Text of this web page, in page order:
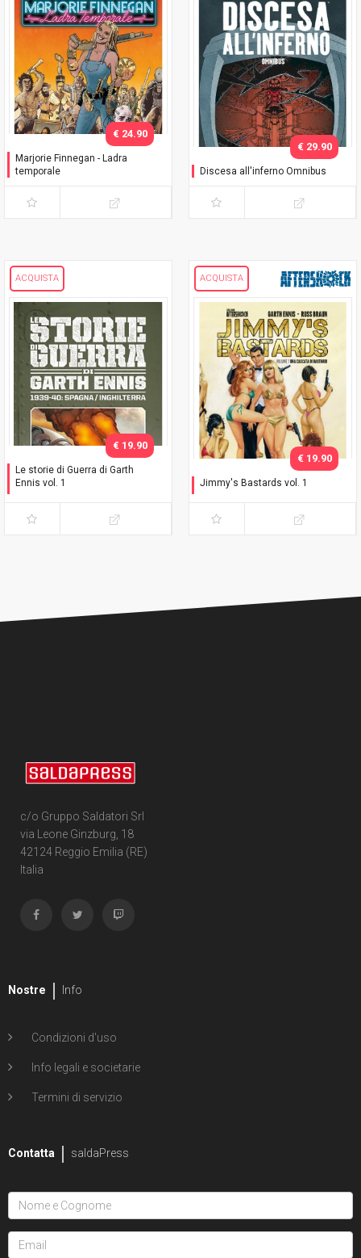
Marjorie Finnegan - Ladra
temporale
€ 24.90
Discesa all'inferno Omnibus
€ 29.90
ACQUISTA
Le storie di Guerra di Garth
Ennis vol. 1
Inghilterra
€ 19.90
ACQUISTA
Jimmy's Bastards vol. 1
€ 19.90
c/o Gruppo Saldatori Srl
via Leone Ginzburg, 18
42124 Reggio Emilia (RE)
Italia
Nostre Info
Condizioni d'uso
Info legali e societarie
Termini di servizio
Contatta saldaPress